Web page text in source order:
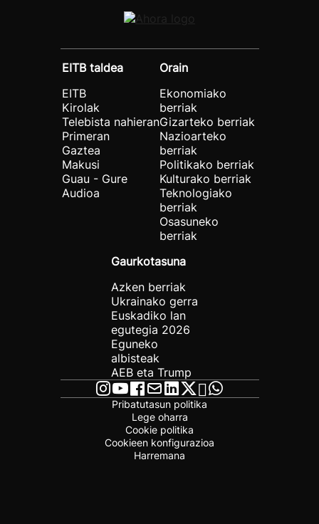
EITB taldea
EITB
Kirolak
Telebista nahieran
Primeran
Gaztea
Makusi
Guau - Gure
Audioa
Orain
Ekonomiako
berriak
Gizarteko berriak
Nazioarteko
berriak
Politikako berriak
Kulturako berriak
Teknologiako
berriak
Osasuneko
berriak
Gaurkotasuna
Azken berriak
Ukrainako gerra
Euskadiko lan
egutegia 2026
Eguneko
albisteak
AEB eta Trump
Pribatutasun politika
Lege oharra
Cookie politika
Cookieen konfigurazioa
Harremana